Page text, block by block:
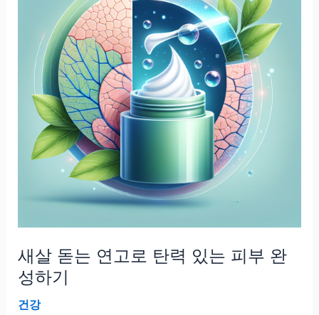
새살 돋는 연고로 탄력 있는 피부 완
성하기
건강